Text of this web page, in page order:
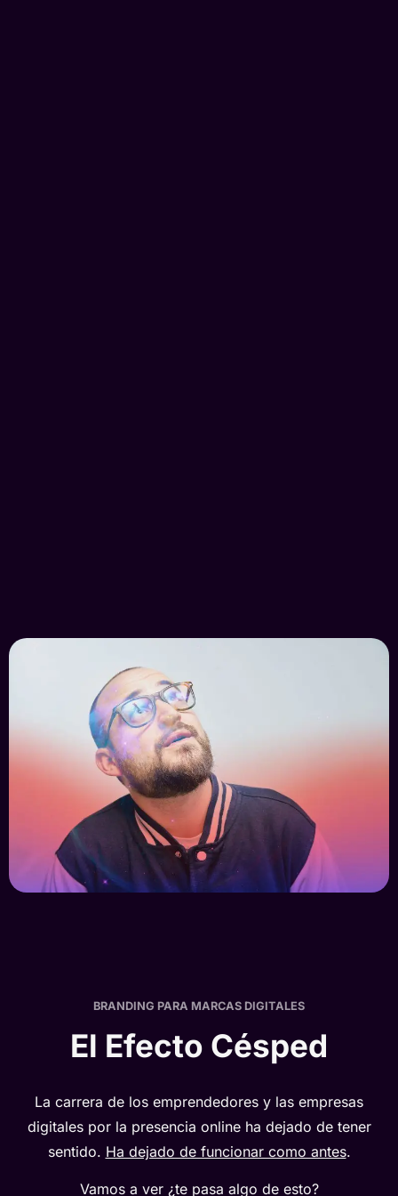
BRANDING PARA MARCAS DIGITALES
El Efecto Césped
La carrera de los emprendedores y las empresas
digitales por la presencia online ha dejado de tener
sentido. Ha dejado de funcionar como antes.
Vamos a ver ¿te pasa algo de esto?